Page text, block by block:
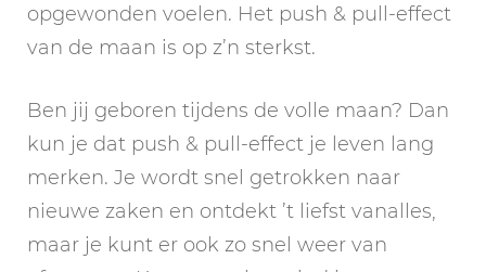
opgewonden voelen. Het push & pull-effect
van de maan is op z’n sterkst.
Ben jij geboren tijdens de volle maan? Dan
kun je dat push & pull-effect je leven lang
merken. Je wordt snel getrokken naar
nieuwe zaken en ontdekt ’t liefst vanalles,
maar je kunt er ook zo snel weer van